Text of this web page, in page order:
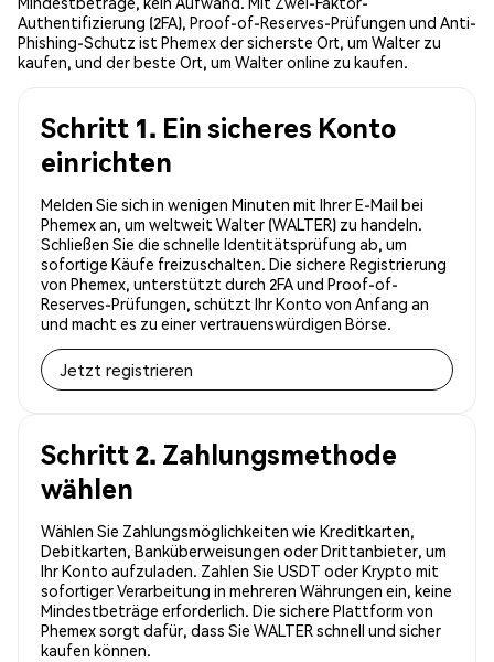
Authentifizierung (2FA), Proof-of-Reserves-Prüfungen und Anti-
Phishing-Schutz ist Phemex der sicherste Ort, um Walter zu
kaufen, und der beste Ort, um Walter online zu kaufen.
Schritt 1. Ein sicheres Konto
einrichten
Melden Sie sich in wenigen Minuten mit Ihrer E-Mail bei
Phemex an, um weltweit Walter (WALTER) zu handeln.
Schließen Sie die schnelle Identitätsprüfung ab, um
sofortige Käufe freizuschalten. Die sichere Registrierung
von Phemex, unterstützt durch 2FA und Proof-of-
Reserves-Prüfungen, schützt Ihr Konto von Anfang an
und macht es zu einer vertrauenswürdigen Börse.
Jetzt registrieren
Schritt 2. Zahlungsmethode
wählen
Wählen Sie Zahlungsmöglichkeiten wie Kreditkarten,
Debitkarten, Banküberweisungen oder Drittanbieter, um
Ihr Konto aufzuladen. Zahlen Sie USDT oder Krypto mit
sofortiger Verarbeitung in mehreren Währungen ein, keine
Mindestbeträge erforderlich. Die sichere Plattform von
Phemex sorgt dafür, dass Sie WALTER schnell und sicher
kaufen können.